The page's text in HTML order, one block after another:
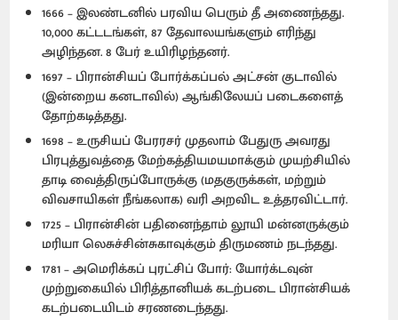
1666 – இலண்டனில் பரவிய பெரும் தீ அணைந்தது.
10,000 கட்டடங்கள், 87 தேவாலயங்களும் எரிந்து
அழிந்தன. 8 பேர் உயிரிழந்தனர்.
1697 – பிரான்சியப் போர்க்கப்பல் அட்சன் குடாவில்
(இன்றைய கனடாவில்) ஆங்கிலேயப் படைகளைத்
தோற்கடித்தது.
1698 – உருசியப் பேரரசர் முதலாம் பேதுரு அவரது
பிரபுத்துவத்தை மேற்கத்தியமயமாக்கும் முயற்சியில்
தாடி வைத்திருப்போருக்கு (மதகுருக்கள், மற்றும்
விவசாயிகள் நீங்கலாக) வரி அறவிட உத்தரவிட்டார்.
1725 – பிரான்சின் பதினைந்தாம் லூயி மன்னருக்கும்
மரியா லெசுச்சின்சுகாவுக்கும் திருமணம் நடந்தது.
1781 – அமெரிக்கப் புரட்சிப் போர்: யோர்க்டவுன்
முற்றுகையில் பிரித்தானியக் கடற்படை பிரான்சியக்
கடற்படையிடம் சரணடைந்தது.